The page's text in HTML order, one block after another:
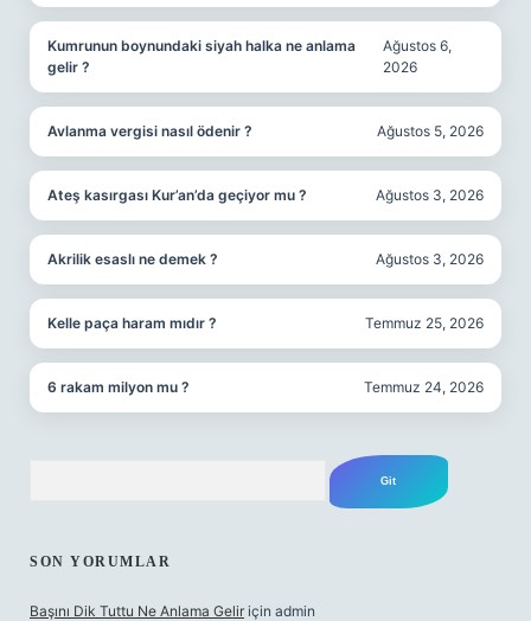
Kumrunun boynundaki siyah halka ne anlama
gelir ?
Ağustos 6,
2026
Avlanma vergisi nasıl ödenir ? Ağustos 5, 2026
Ateş kasırgası Kur’an’da geçiyor mu ? Ağustos 3, 2026
Akrilik esaslı ne demek ? Ağustos 3, 2026
Kelle paça haram mıdır ? Temmuz 25, 2026
6 rakam milyon mu ? Temmuz 24, 2026
SON YORUMLAR
Başını Dik Tuttu Ne Anlama Gelir için admin